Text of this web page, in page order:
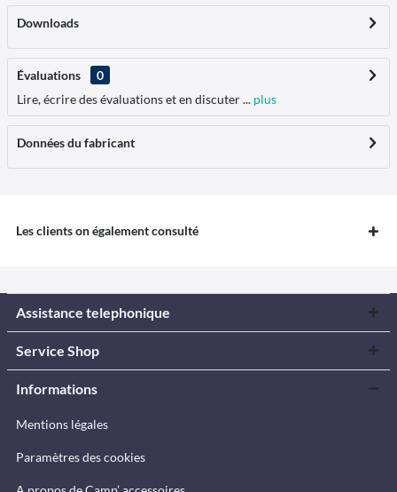
Downloads
Évaluations
0
Lire, écrire des évaluations et en discuter ... plus
Données du fabricant
Les clients on également consulté
Assistance telephonique
Service Shop
Informations
Mentions légales
Paramètres des cookies